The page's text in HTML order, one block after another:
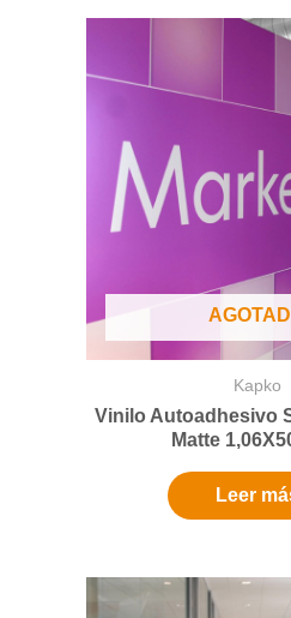
Kapko
Vinilo Autoadhesivo
Matte
Leer